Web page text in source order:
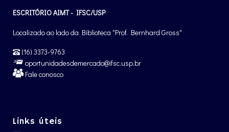
ESCRITÓRIO AIMT - IFSC/USP
Localizado ao lado da Biblioteca "Prof. Bernhard Gross"
(16) 3373-9763
oportunidadesdemercado@ifsc.usp.br
Fale conosco
Links úteis